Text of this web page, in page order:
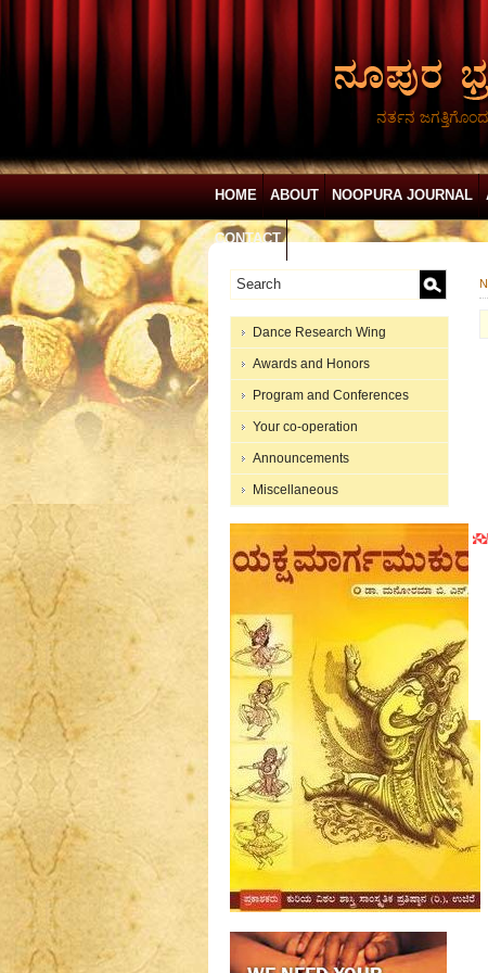
ನರ್ತನ
HOME ABOUT NOOPURA JOURNAL
CONTACT
Dance Research Wing
Awards and Honors
Program and Conferences
Your co-operation
Announcements
Miscellaneous